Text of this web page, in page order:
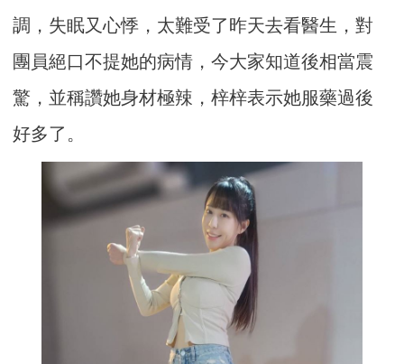
調，失眠又心悸，太難受了昨天去看醫生，對
團員絕口不提她的病情，今大家知道後相當震
驚，並稱讚她身材極辣，梓梓表示她服藥過後
好多了。